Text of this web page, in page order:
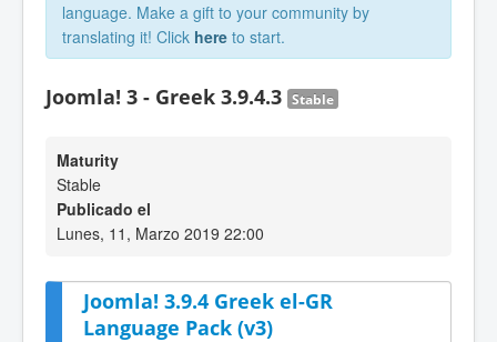
language. Make a gift to your community by
translating it! Click here to start.
Joomla! 3 - Greek 3.9.4.3 Stable
Maturity
Stable
Publicado el
Lunes, 11, Marzo 2019 22:00
Joomla! 3.9.4 Greek el-GR
Language Pack (v3)